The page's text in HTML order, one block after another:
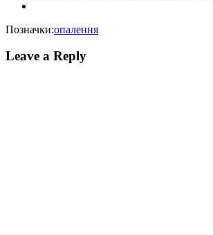
Позначки:опалення
Leave a Reply